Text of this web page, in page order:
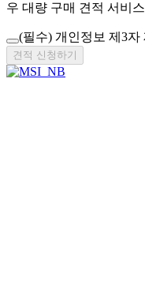
우 대량 구매 견적 서비
(필수) 개인정보 제3자
견적 신청하기